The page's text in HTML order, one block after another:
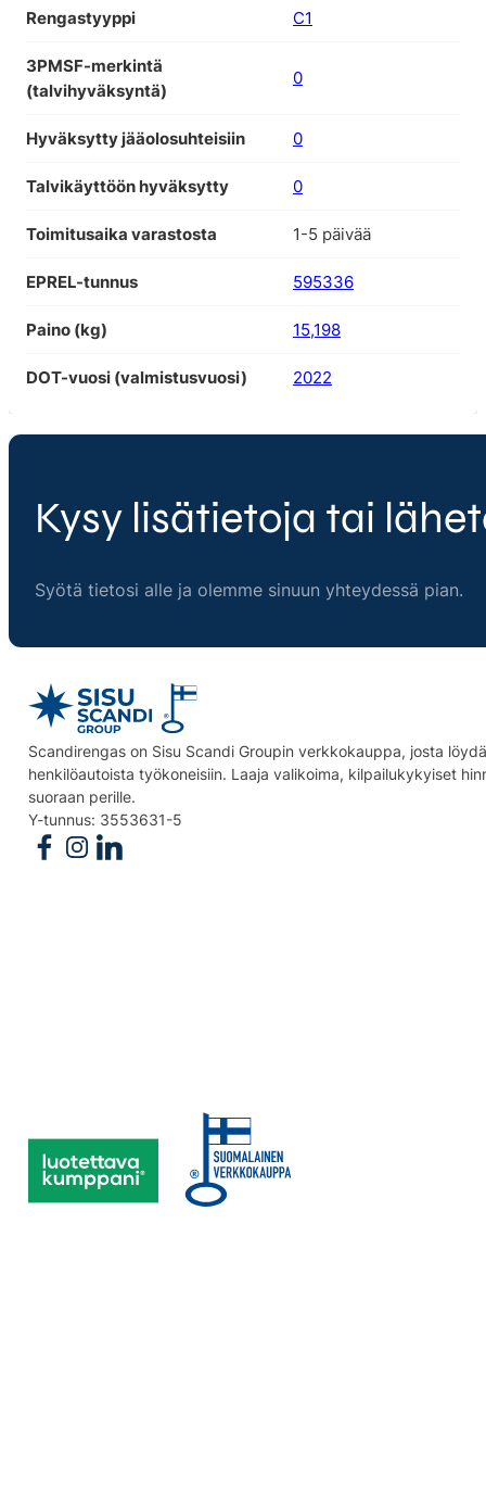
Rengastyyppi C1
3PMSF-merkintä
(talvihyväksyntä)
0
Hyväksytty jääolosuhteisiin 0
Talvikäyttöön hyväksytty 0
Toimitusaika varastosta 1-5 päivää
EPREL-tunnus 595336
Paino (kg) 15,198
DOT-vuosi (valmistusvuosi) 2022
Kysy lisätietoja tai
Syötä tietosi alle ja olemme sinuun yhteydessä pian.
Scandirengas on Sisu Scandi Groupin verkkokauppa, josta
henkilöautoista työkoneisiin. Laaja valikoima, kilpailukykyiset
suoraan perille.
Y-tunnus: 3553631-5
Follow us on Facebook
Follow us on Instagram
Follow us on Linkedin